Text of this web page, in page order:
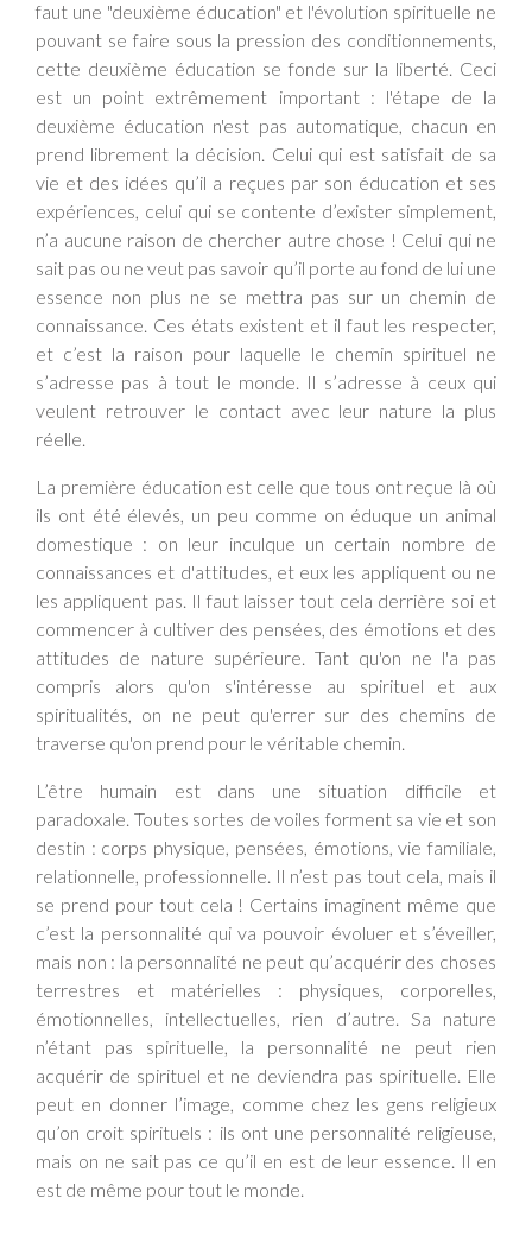
faut une "deuxième éducation" et l'évolution spirituelle ne
pouvant se faire sous la pression des conditionnements,
cette deuxième éducation se fonde sur la liberté. Ceci
est un point extrêmement important : l'étape de la
deuxième éducation n'est pas automatique, chacun en
prend librement la décision. Celui qui est satisfait de sa
vie et des idées qu’il a reçues par son éducation et ses
expériences, celui qui se contente d’exister simplement,
n’a aucune raison de chercher autre chose ! Celui qui ne
sait pas ou ne veut pas savoir qu’il porte au fond de lui une
essence non plus ne se mettra pas sur un chemin de
connaissance. Ces états existent et il faut les respecter,
et c’est la raison pour laquelle le chemin spirituel ne
s’adresse pas à tout le monde. Il s’adresse à ceux qui
veulent retrouver le contact avec leur nature la plus
réelle.
La première éducation est celle que tous ont reçue là où
ils ont été élevés, un peu comme on éduque un animal
domestique : on leur inculque un certain nombre de
connaissances et d'attitudes, et eux les appliquent ou ne
les appliquent pas. Il faut laisser tout cela derrière soi et
commencer à cultiver des pensées, des émotions et des
attitudes de nature supérieure. Tant qu'on ne l'a pas
compris alors qu'on s'intéresse au spirituel et aux
spiritualités, on ne peut qu'errer sur des chemins de
traverse qu'on prend pour le véritable chemin.
L’être humain est dans une situation difficile et
paradoxale. Toutes sortes de voiles forment sa vie et son
destin : corps physique, pensées, émotions, vie familiale,
relationnelle, professionnelle. Il n’est pas tout cela, mais il
se prend pour tout cela ! Certains imaginent même que
c’est la personnalité qui va pouvoir évoluer et s’éveiller,
mais non : la personnalité ne peut qu’acquérir des choses
terrestres et matérielles : physiques, corporelles,
émotionnelles, intellectuelles, rien d’autre. Sa nature
n’étant pas spirituelle, la personnalité ne peut rien
acquérir de spirituel et ne deviendra pas spirituelle. Elle
peut en donner l’image, comme chez les gens religieux
qu’on croit spirituels : ils ont une personnalité religieuse,
mais on ne sait pas ce qu’il en est de leur essence. Il en
est de même pour tout le monde.